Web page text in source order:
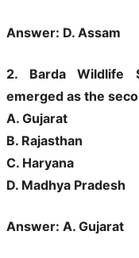
Answer: D. Assam
2. Barda Wildlife
emerged as the
A. Gujarat
B. Rajasthan
C. Haryana
D. Madhya Pradesh
Answer: A. Gujarat